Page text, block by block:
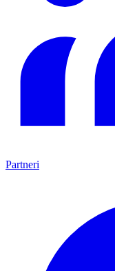
Partneri